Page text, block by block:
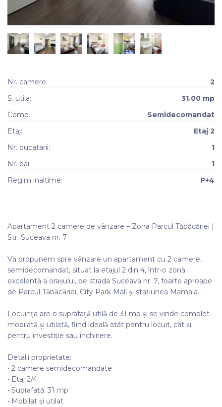
Nr. camere:
2
S. utila:
31.00 mp
Comp.:
Semidecomandat
Etaj:
Etaj 2
Nr. bucatarii:
1
Nr. bai:
1
Regim inaltime:
P+4
Apartament 2 camere de vânzare – Zona Parcul Tăbăcăriei |
Str. Suceava nr. 7
Vă propunem spre vânzare un apartament cu 2 camere,
semidecomandat, situat la etajul 2 din 4, într-o zonă
excelentă a orașului, pe strada Suceava nr. 7, foarte aproape
de Parcul Tăbăcăriei, City Park Mall și stațiunea Mamaia.
Locuința are o suprafață utilă de 31 mp și se vinde complet
mobilată și utilată, fiind ideală atât pentru locuit, cât și
pentru investiție sau închiriere.
Detalii proprietate:
• 2 camere semidecomandate
• Etaj 2/4
• Suprafață: 31 mp
• Mobilat și utilat